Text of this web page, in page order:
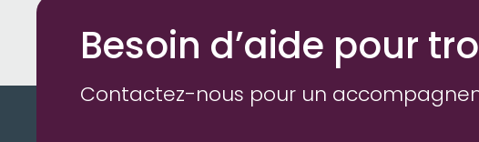
Besoin d’aide pour
Contactez-nous pour un